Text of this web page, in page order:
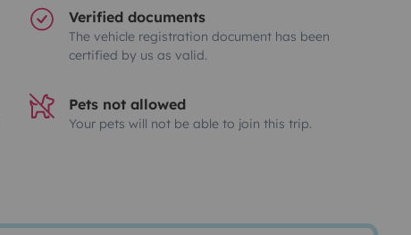
Verified documents
The vehicle registration document has been
certified by us as valid.
Pets not allowed
Your pets will not be able to join this trip.